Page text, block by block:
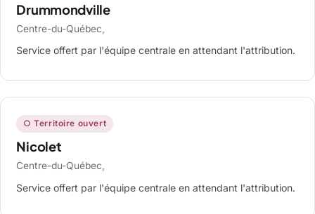
Drummondville
Centre-du-Québec,
Service offert par l'équipe centrale en attendant l'attribution.
○ Territoire ouvert
Nicolet
Centre-du-Québec,
Service offert par l'équipe centrale en attendant l'attribution.